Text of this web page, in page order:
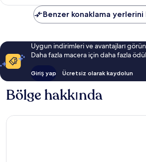
Benzer konaklama yerlerini
Uygun indirimleri ve avantajları
Daha fazla macera için daha fazla
Giriş yap Ücretsiz olarak kaydolun
Bölge hakkında